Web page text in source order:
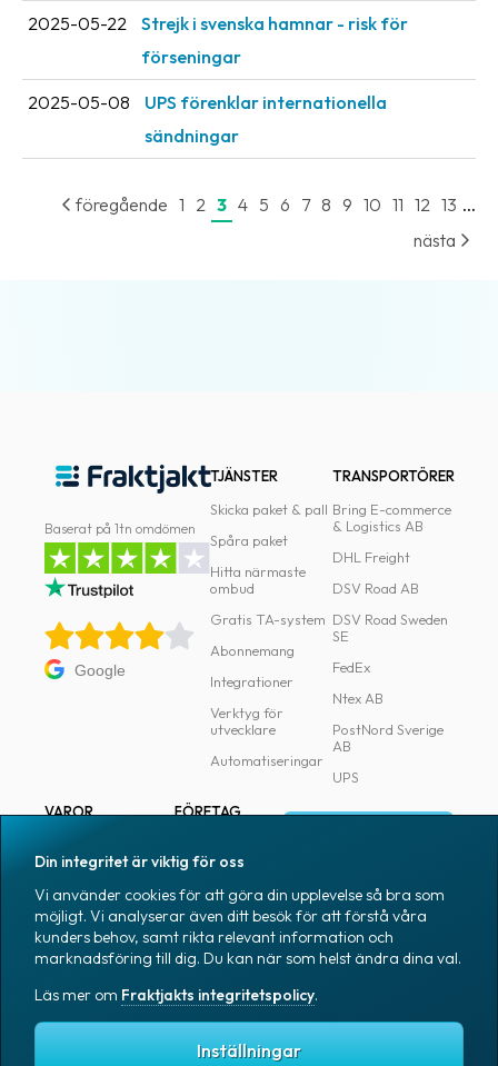
2025-05-22
Strejk i svenska hamnar - risk för
förseningar
2025-05-08
UPS förenklar internationella
sändningar
föregående 1 2 3 4 5 6 7 8 9 10 11 12 13 ...
nästa
Baserat på 1tn omdömen
Google
TJÄNSTER
Skicka paket & pall
Spåra paket
Hitta närmaste
ombud
Gratis TA-system
Abonnemang
Integrationer
Verktyg för
utvecklare
Automatiseringar
TRANSPORTÖRER
Bring E-commerce
& Logistics AB
DHL Freight
DSV Road AB
DSV Road Sweden
SE
FedEx
Ntex AB
PostNord Sverige
AB
UPS
VAROR
Märkning
Emballage
Emballagetillbehör
Kontorsvaror
FÖRETAG
Pressrum
Medarbetare
Jobb & karriär
Nyhetsarkiv
Blogg
Skapa konto
Din integritet är viktig för oss
Vi använder cookies för att göra din upplevelse så bra som
möjligt. Vi analyserar även ditt besök för att förstå våra
kunders behov, samt rikta relevant information och
marknadsföring till dig. Du kan när som helst ändra dina val.
Läs mer om Fraktjakts integritetspolicy.
Inställningar